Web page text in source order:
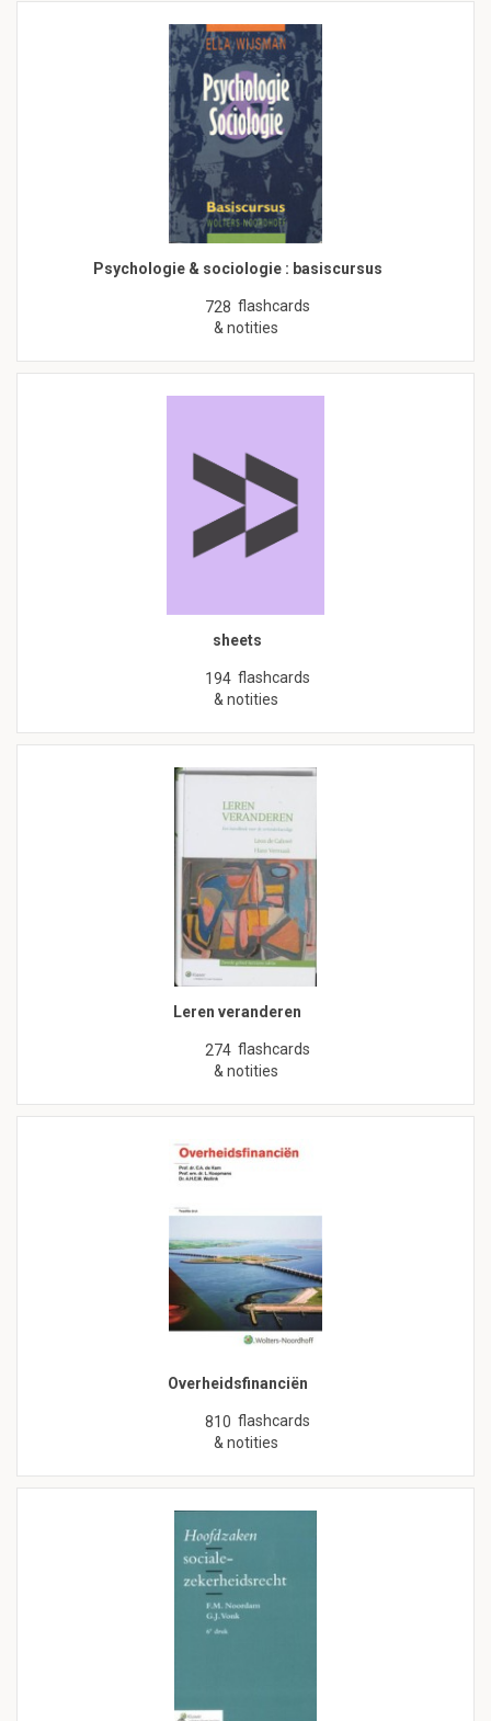
Psychologie & sociologie : basiscursus
728 flashcards
& notities
sheets
194 flashcards
& notities
Leren veranderen
274 flashcards
& notities
Overheidsfinanciën
810 flashcards
& notities